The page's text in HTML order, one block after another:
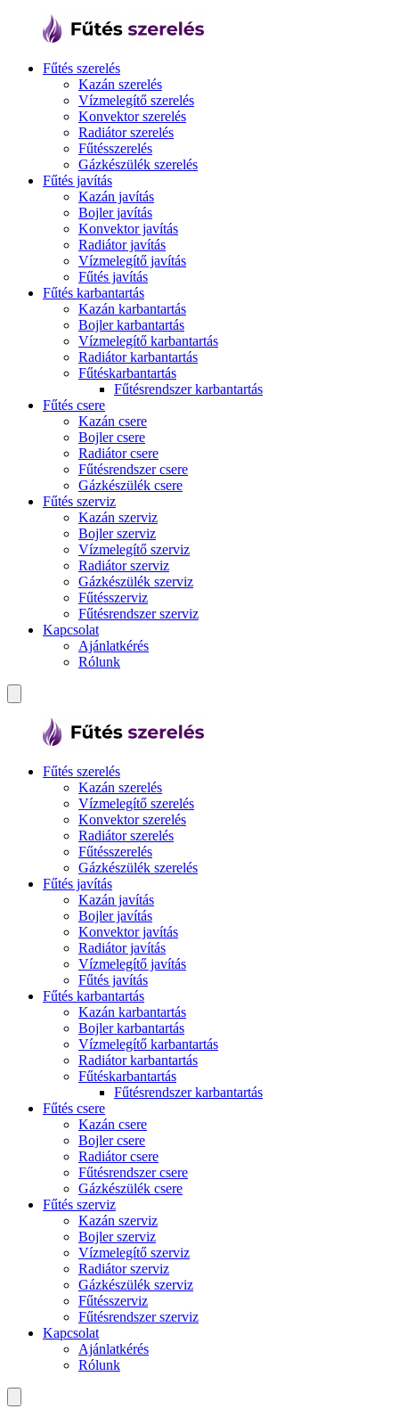
Fűtés szerelés
Kazán szerelés
Vízmelegítő szerelés
Konvektor szerelés
Radiátor szerelés
Fűtésszerelés
Gázkészülék szerelés
Fűtés javítás
Kazán javítás
Bojler javítás
Konvektor javítás
Radiátor javítás
Vízmelegítő javítás
Fűtés javítás
Fűtés karbantartás
Kazán karbantartás
Bojler karbantartás
Vízmelegítő karbantartás
Radiátor karbantartás
Fűtéskarbantartás
Fűtésrendszer karbantartás
Fűtés csere
Kazán csere
Bojler csere
Radiátor csere
Fűtésrendszer csere
Gázkészülék csere
Fűtés szerviz
Kazán szerviz
Bojler szerviz
Vízmelegítő szerviz
Radiátor szerviz
Gázkészülék szerviz
Fűtésszerviz
Fűtésrendszer szerviz
Kapcsolat
Ajánlatkérés
Rólunk
Fűtés szerelés
Kazán szerelés
Vízmelegítő szerelés
Konvektor szerelés
Radiátor szerelés
Fűtésszerelés
Gázkészülék szerelés
Fűtés javítás
Kazán javítás
Bojler javítás
Konvektor javítás
Radiátor javítás
Vízmelegítő javítás
Fűtés javítás
Fűtés karbantartás
Kazán karbantartás
Bojler karbantartás
Vízmelegítő karbantartás
Radiátor karbantartás
Fűtéskarbantartás
Fűtésrendszer karbantartás
Fűtés csere
Kazán csere
Bojler csere
Radiátor csere
Fűtésrendszer csere
Gázkészülék csere
Fűtés szerviz
Kazán szerviz
Bojler szerviz
Vízmelegítő szerviz
Radiátor szerviz
Gázkészülék szerviz
Fűtésszerviz
Fűtésrendszer szerviz
Kapcsolat
Ajánlatkérés
Rólunk